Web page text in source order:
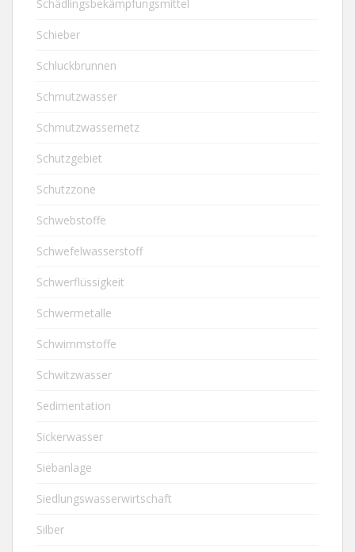
Schädlingsbekämpfungsmittel
Schieber
Schluckbrunnen
Schmutzwasser
Schmutzwassernetz
Schutzgebiet
Schutzzone
Schwebstoffe
Schwefelwasserstoff
Schwerflüssigkeit
Schwermetalle
Schwimmstoffe
Schwitzwasser
Sedimentation
Sickerwasser
Siebanlage
Siedlungswasserwirtschaft
Silber